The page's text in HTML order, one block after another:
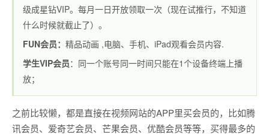
级成星钻VIP。每月一日开放领取一次（现在试推行，不知道
什么时候就截止了）。
FUN会员： 精品动画 ,电脑、手机、iPad观看会员内容.
学生VIP会员：同一个账号同一时间只能在1个设备终端上播
放；
之前比较懒，都是直接在视频网站的APP里买会员的，比如腾
讯会员、爱奇艺会员、芒果会员、优酷会员等等，买得最多的